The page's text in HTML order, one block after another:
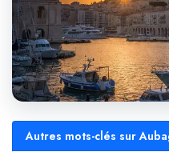
Autres mots-clés sur